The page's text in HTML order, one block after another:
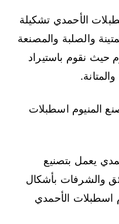
الأحمدي تشكيلة
والصلبة والمصنعة
حيث نقوم باستيراد
المنيوم اسطبلات
يعمل بتصنيع
والشرفات بأشكال
اسطبلات الأحمدي